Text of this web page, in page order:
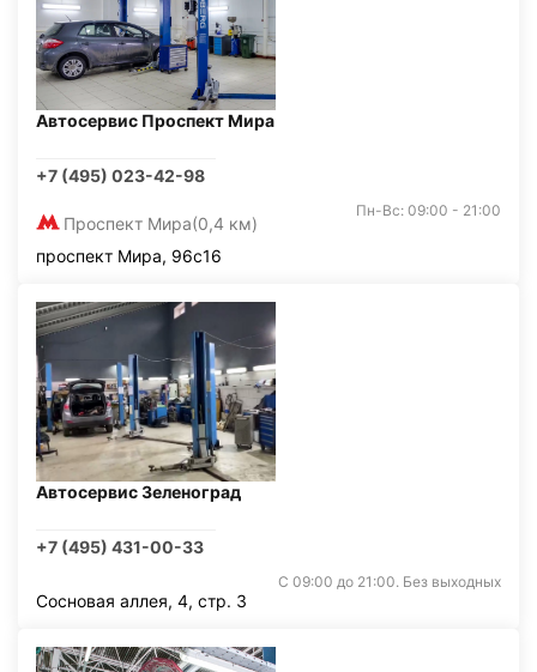
Автосервис Проспект Мира
+7 (495) 023-42-98
Проспект Мира(0,4 км)
Пн-Вс: 09:00 - 21:00
проспект Мира, 96с16
Автосервис Зеленоград
+7 (495) 431-00-33
С 09:00 до 21:00. Без выходных
Сосновая аллея, 4, стр. 3